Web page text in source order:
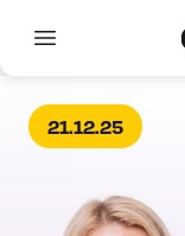
Open main menu
21.12.25